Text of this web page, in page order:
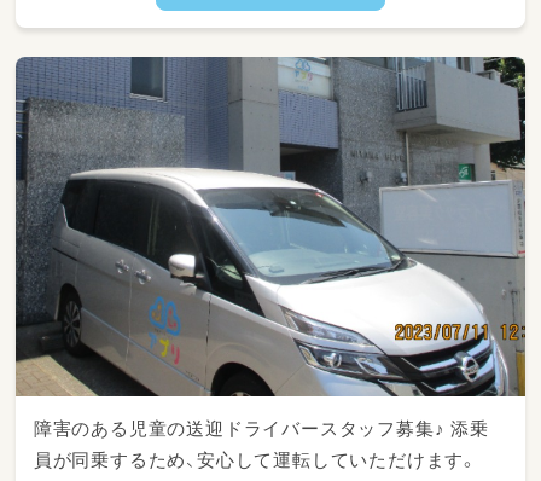
境整備
障害のある児童の送迎ドライバースタッフ募集♪ 添乗
員が同乗するため、安心して運転していただけます。